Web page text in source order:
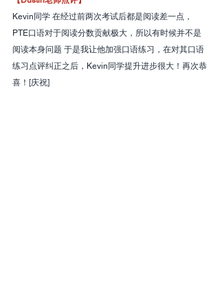
Kevin同学 在经过前两次考试后都是阅读差一点，
PTE口语对于阅读分数贡献极大，所以有时候并不是
阅读本身问题 于是我让他加强口语练习，在对其口语
练习点评纠正之后，Kevin同学提升进步很大！再次恭
喜！[庆祝]